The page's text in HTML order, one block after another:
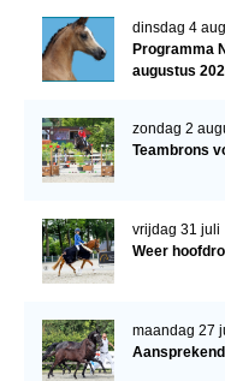
Sport
Dutch Pony
Arabian Horse
Veulenregistratie
Veulens en merries
dinsdag 4
Programma
augustus
zondag 2
Teambrons
vrijdag 31 juli
Weer
maandag 27